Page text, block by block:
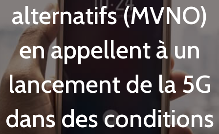
alternatifs (MVNO)
en appellent à un
lancement de la 5G
dans des conditions